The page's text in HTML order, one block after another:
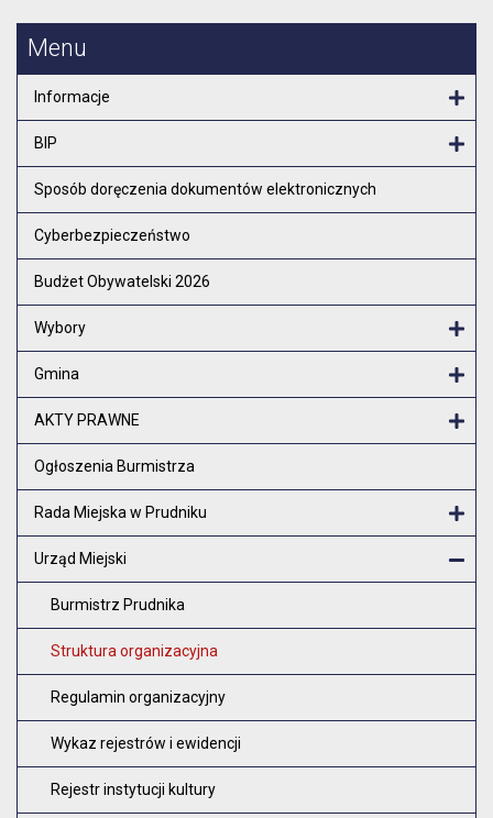
Menu
Informacje
BIP
Sposób doręczenia dokumentów elektronicznych
Cyberbezpieczeństwo
Budżet Obywatelski 2026
Wybory
Gmina
AKTY PRAWNE
Ogłoszenia Burmistrza
Rada Miejska w Prudniku
Urząd Miejski
Burmistrz Prudnika
Struktura organizacyjna
Regulamin organizacyjny
Wykaz rejestrów i ewidencji
Rejestr instytucji kultury